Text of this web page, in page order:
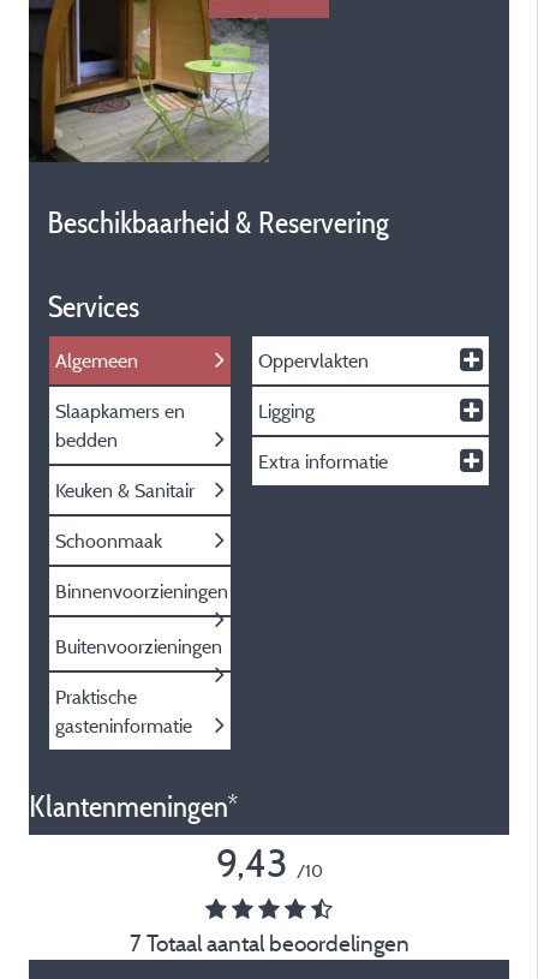
Beschikbaarheid & Reservering
Services
Algemeen
Slaapkamers en
bedden
Keuken & Sanitair
Schoonmaak
Binnenvoorzieningen
Buitenvoorzieningen
Praktische
gasteninformatie
Oppervlakten
Ligging
Extra informatie
Klantenmeningen*
9,43 /10
7 Totaal aantal beoordelingen